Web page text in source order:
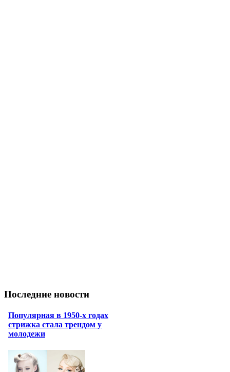
Последние новости
Популярная в 1950-х годах
стрижка стала трендом у
молодежи